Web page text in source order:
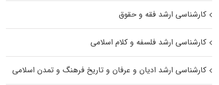
کارشناسی ارشد فقه و حقوق
کارشناسی ارشد فلسفه و کلام اسلامی
کارشناسی ارشد ادیان و عرفان و تاریخ فرهنگ و تمدن اسلامی